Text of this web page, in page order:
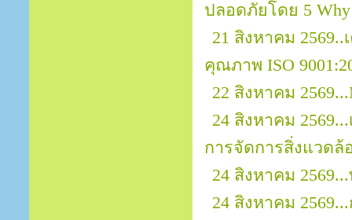
ปลอดภัยโดย 5 Why
21 สิงหาคม
คุณภาพ ISO
22 สิงหาคม
24 สิงหาคม
การจัดการสิ่งแวดล้
24 สิงหาคม
24 สิงหาคม